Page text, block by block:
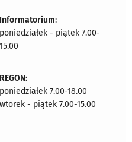
Informatorium:
poniedziałek - piątek 7.00-
15.00
REGON:
poniedziałek 7.00-18.00
wtorek - piątek 7.00-15.00